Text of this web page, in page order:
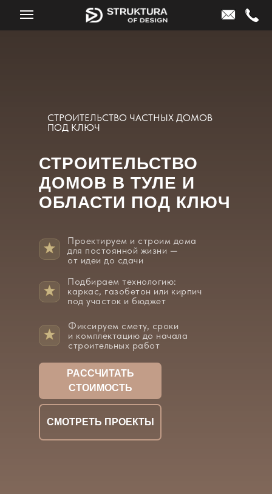
СТРОИТЕЛЬСТВО
ДОМОВ В ТУЛЕ И
ОБЛАСТИ ПОД КЛЮЧ
Проектируем и строим дома
для постоянной жизни —
от идеи до сдачи
РАССЧИТАТЬ
СТОИМОСТЬ
Подбираем технологию:
каркас, газобетон или кирпич
под участок и бюджет
Фиксируем смету, сроки
и комплектацию до начала
строительных работ
СТРОИТЕЛЬСТВО ЧАСТНЫХ ДОМОВ
ПОД КЛЮЧ
СМОТРЕТЬ ПРОЕКТЫ